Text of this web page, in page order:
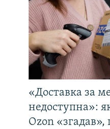
«Доставка за
недоступна»:
Ozon